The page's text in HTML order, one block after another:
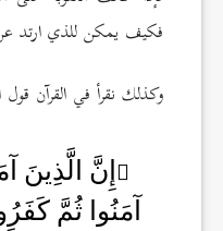
فكيف يمكن للذي ارتد
وكذلك نقرأ في القرآن قول
إِنَّ الَّذِينَ
آمَنُوا ثُمَّ